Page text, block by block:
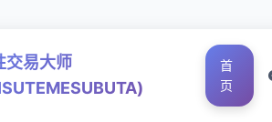
交易大师
首
页